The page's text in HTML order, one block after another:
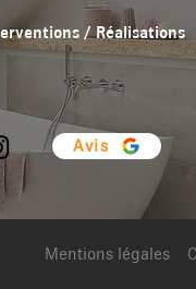
/ Réalisations
Avis
Mentions légales